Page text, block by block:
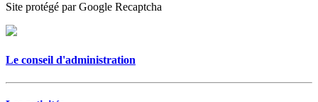
Site protégé par Google Recaptcha
Le conseil d'administration